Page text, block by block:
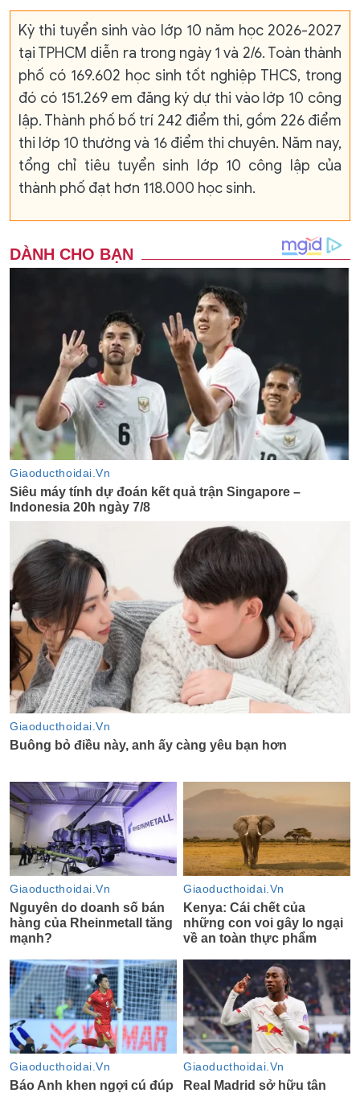
Kỳ thi tuyển sinh vào lớp 10 năm học 2026-2027
tại TPHCM diễn ra trong ngày 1 và 2/6. Toàn thành
phố có 169.602 học sinh tốt nghiệp THCS, trong
đó có 151.269 em đăng ký dự thi vào lớp 10 công
lập. Thành phố bố trí 242 điểm thi, gồm 226 điểm
thi lớp 10 thường và 16 điểm thi chuyên. Năm nay,
tổng chỉ tiêu tuyển sinh lớp 10 công lập của
thành phố đạt hơn 118.000 học sinh.